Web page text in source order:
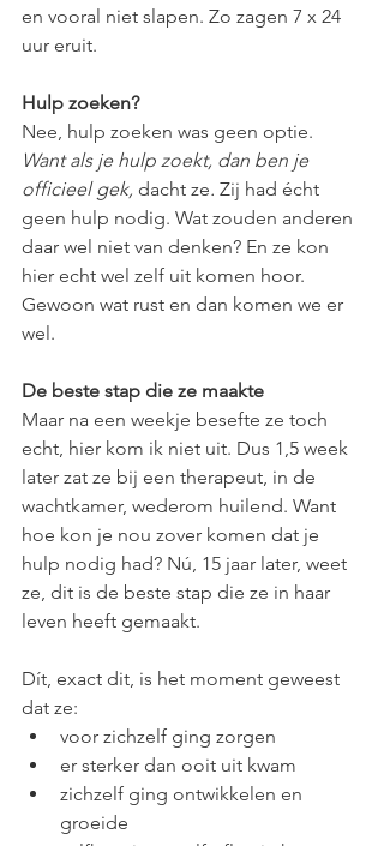
en vooral niet slapen. Zo zagen 7 x 24
uur eruit.
Hulp zoeken?
Nee, hulp zoeken was geen optie.
Want als je hulp zoekt, dan ben je
officieel gek, dacht ze. Zij had écht
geen hulp nodig. Wat zouden anderen
daar wel niet van denken? En ze kon
hier echt wel zelf uit komen hoor.
Gewoon wat rust en dan komen we er
wel.
De beste stap die ze maakte
Maar na een weekje besefte ze toch
echt, hier kom ik niet uit. Dus 1,5 week
later zat ze bij een therapeut, in de
wachtkamer, wederom huilend. Want
hoe kon je nou zover komen dat je
hulp nodig had? Nú, 15 jaar later, weet
ze, dit is de beste stap die ze in haar
leven heeft gemaakt.
Dít, exact dit, is het moment geweest
dat ze:
voor zichzelf ging zorgen
er sterker dan ooit uit kwam
zichzelf ging ontwikkelen en
groeide